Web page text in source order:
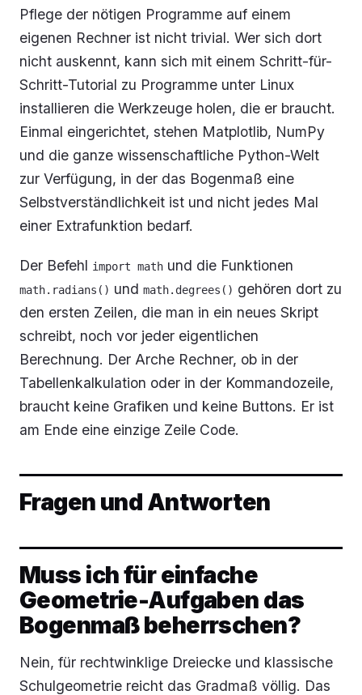
Pflege der nötigen Programme auf einem
eigenen Rechner ist nicht trivial. Wer sich dort
nicht auskennt, kann sich mit einem Schritt-für-
Schritt-Tutorial zu Programme unter Linux
installieren die Werkzeuge holen, die er braucht.
Einmal eingerichtet, stehen Matplotlib, NumPy
und die ganze wissenschaftliche Python-Welt
zur Verfügung, in der das Bogenmaß eine
Selbstverständlichkeit ist und nicht jedes Mal
einer Extrafunktion bedarf.
Der Befehl import math und die Funktionen
math.radians() und math.degrees() gehören dort zu
den ersten Zeilen, die man in ein neues Skript
schreibt, noch vor jeder eigentlichen
Berechnung. Der Arche Rechner, ob in der
Tabellenkalkulation oder in der Kommandozeile,
braucht keine Grafiken und keine Buttons. Er ist
am Ende eine einzige Zeile Code.
Fragen und Antworten
Muss ich für einfache
Geometrie-Aufgaben das
Bogenmaß beherrschen?
Nein, für rechtwinklige Dreiecke und klassische
Schulgeometrie reicht das Gradmaß völlig. Das